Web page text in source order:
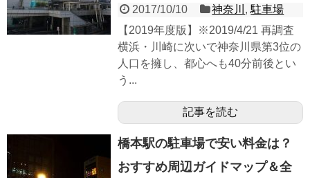
2017/10/10 神奈川 ,駐車場
【2019年度版】※2019/4/21 再調査
横浜・川崎に次いで神奈川県第3位の
人口を擁し、都心へも40分前後とい
う...
記事を読む
橋本駅の駐車場で安い料金は？
おすすめ周辺ガイドマップ＆全